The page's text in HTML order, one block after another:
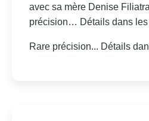
avec sa mère Denise
précision… Détails dans les
Rare précision... Détails